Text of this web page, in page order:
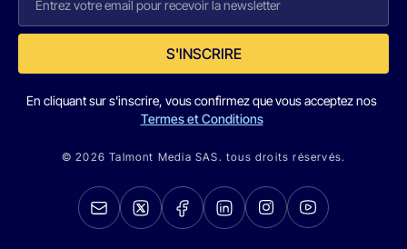
S'INSCRIRE
En cliquant sur s'inscrire, vous confirmez que vous acceptez nos
Termes et Conditions
© 2026 Talmont Media SAS. tous droits réservés.